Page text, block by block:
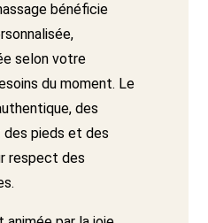
bénéficie
selon votre
du moment. Le
des
des pieds et des
respect des